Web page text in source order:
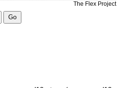
The Flex Project